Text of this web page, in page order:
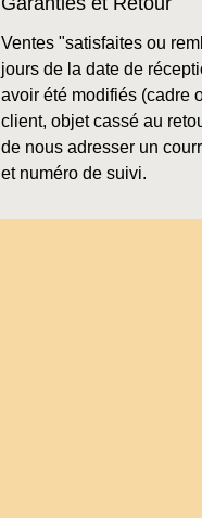
Ventes "satisfaites ou
jours de la date de
avoir été modifiés (cadre
client, objet cassé au
de nous adresser un
et numéro de suivi.